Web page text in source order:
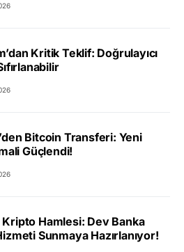
Kritik Teklif: Doğrulayıcı
Bitcoin Transferi: Yeni
Güçlendi!
Kripto Hamlesi: Dev Banka
Sunmaya Hazırlanıyor!